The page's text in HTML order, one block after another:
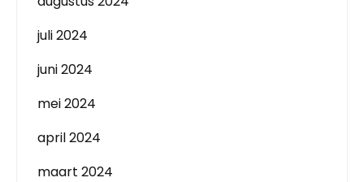
juli 2024
juni 2024
mei 2024
april 2024
maart 2024